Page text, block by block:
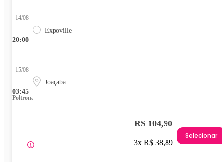
20:00
14/08
Expoville
03:45
15/08
Joaçaba
Poltrona
R$ 104,90
3x R$ 38,89
Selecionar